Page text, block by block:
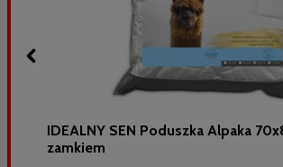
IDEALNY SEN Poduszka Alpaka
zamkiem